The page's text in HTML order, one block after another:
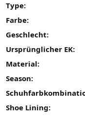
Type:
Farbe:
Geschlecht:
Ursprünglicher EK:
Material:
Season:
Shoe Lining: